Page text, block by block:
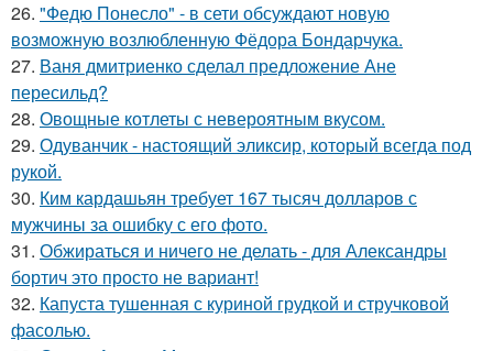
26. "Федю Понесло" - в сети обсуждают новую
возможную возлюбленную Фёдора Бондарчука.
27. Ваня дмитриенко сделал предложение Ане
пересильд?
28. Овощные котлеты с невероятным вкусом.
29. Одуванчик - настоящий эликсир, который всегда под
рукой.
30. Ким кардашьян требует 167 тысяч долларов с
мужчины за ошибку с его фото.
31. Обжираться и ничего не делать - для Александры
бортич это просто не вариант!
32. Капуста тушенная с куриной грудкой и стручковой
фасолью.